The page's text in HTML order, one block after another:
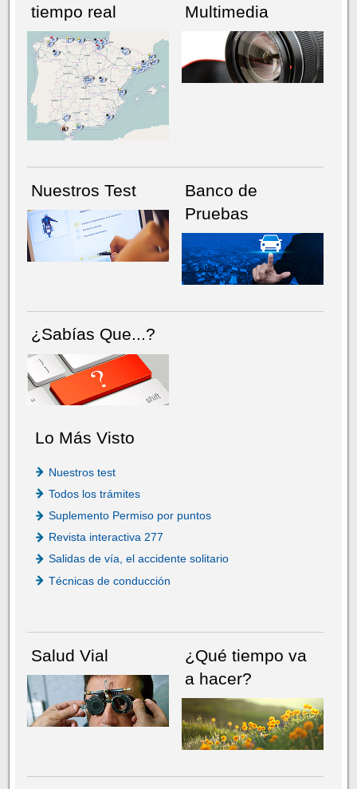
NÚMERO ACTUALHEMEROTECA
tiempo real
Multimedia
Nuestros Test
Banco de
Pruebas
¿Sabías Que...?
Lo Más Visto
Nuestros test
Todos los trámites
Suplemento Permiso por puntos
Revista interactiva 277
Salidas de vía, el accidente solitario
Técnicas de conducción
Salud Vial
¿Qué tiempo va
a hacer?